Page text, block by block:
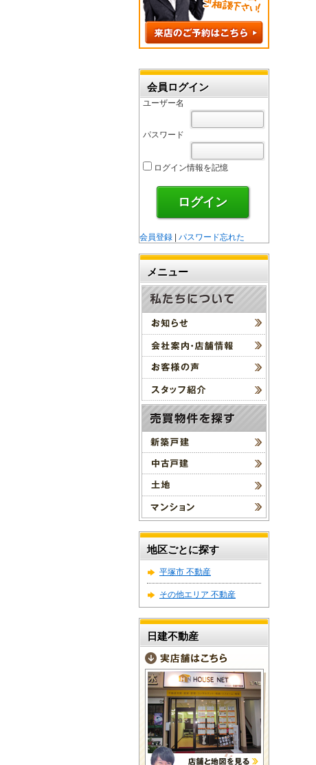
会員ログイン
ユーザー名
パスワード
ログイン情報を記憶
会員登録 パスワード忘れた
メニュー
地区ごとに探す
平塚市 不動産
その他エリア 不動産
日建不動産